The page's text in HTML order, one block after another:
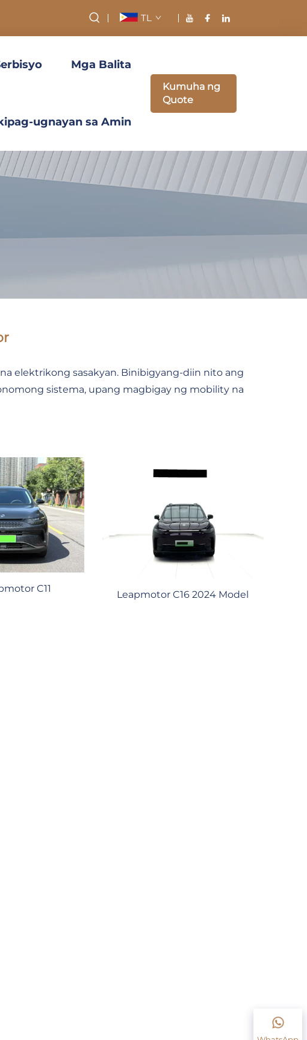
TL
Mga Balita
ugnayan sa Amin
Kumuha ng
Quote
elektrikong sasakyan. Binibigyang-diin nito ang
sistema, upang magbigay ng mobility na
C11
Leapmotor C16 2024 Model